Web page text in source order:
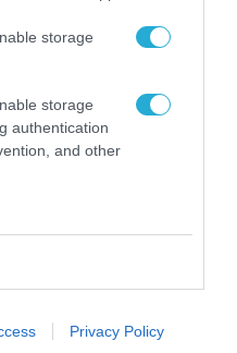
storage
storage
authentication
and other
Privacy Policy
ανοσία στις